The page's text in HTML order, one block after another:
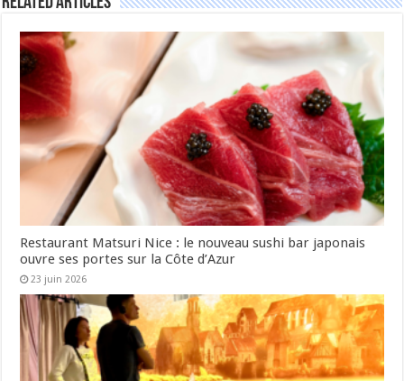
Restaurant Matsuri Nice : le nouveau sushi bar japonais
ouvre ses portes sur la Côte d’Azur
23 juin 2026